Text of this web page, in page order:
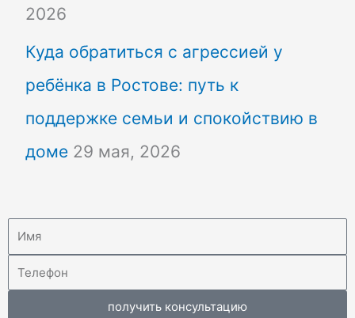
2026
Куда обратиться с агрессией у
ребёнка в Ростове: путь к
поддержке семьи и спокойствию в
доме 29 мая, 2026
получить консультацию